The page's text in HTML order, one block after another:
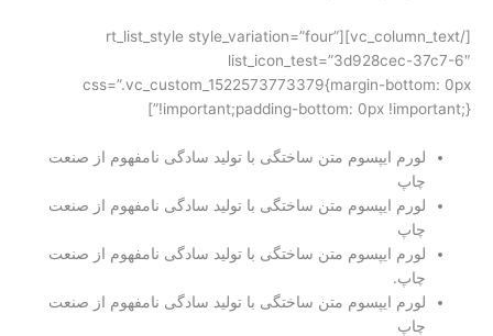
[/vc_column_text][rt_list_style style_variation=”four”
list_icon_test=”3d928cec-37c7-6″
css=”.vc_custom_1522573773379{margin-bottom: 0px
!important;padding-bottom: 0px !important;}”]
لورم ایپسوم متن ساختگی با تولید سادگی نامفهوم از صنعت
چاپ
لورم ایپسوم متن ساختگی با تولید سادگی نامفهوم از صنعت
چاپ
لورم ایپسوم متن ساختگی با تولید سادگی نامفهوم از صنعت
چاپ.
لورم ایپسوم متن ساختگی با تولید سادگی نامفهوم از صنعت
چاپ